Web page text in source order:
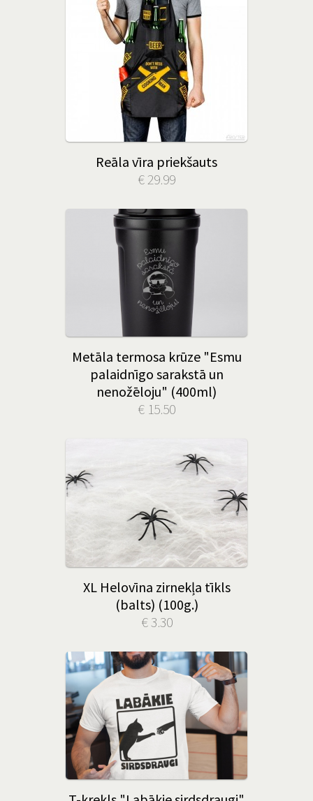
Reāla vīra priekšauts
€ 29.99
Metāla termosa krūze "Esmu
palaidnīgo sarakstā un
nenožēloju" (400ml)
€ 15.50
XL Helovīna zirnekļa tīkls
(balts) (100g.)
€ 3.30